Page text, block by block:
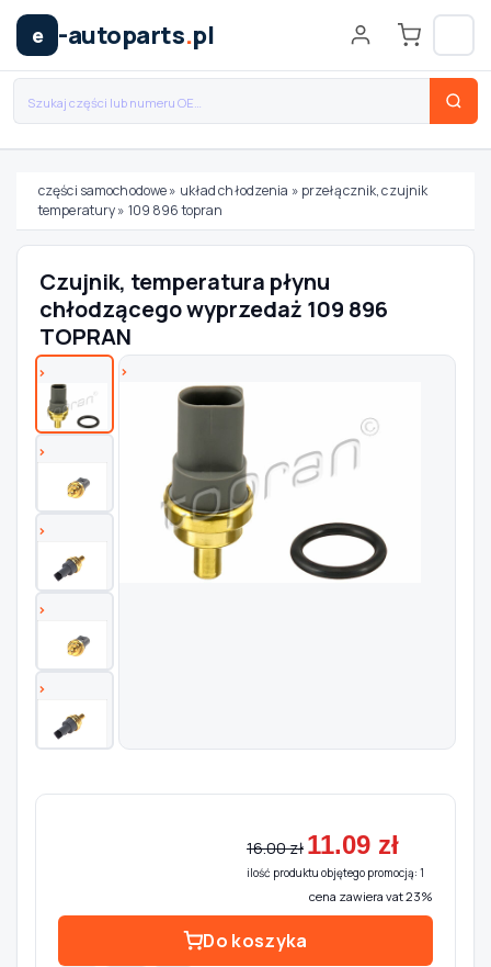
e -autoparts.pl
Wybierz swój pojazd
MARKA
Szukaj pasujących części
części samochodowe» układ chłodzenia » przełącznik, czujnik
temperatury» 109 896 topran
Czujnik, temperatura płynu
chłodzącego wyprzedaż 109 896
TOPRAN
16.00 zł 11.09 zł
ilość produktu objętego promocją: 1
cena zawiera vat 23%
Do koszyka